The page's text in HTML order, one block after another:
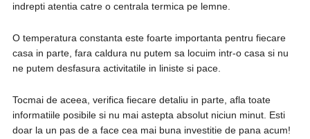
indrepti atentia catre o centrala termica pe lemne.
O temperatura constanta este foarte importanta pentru fiecare
casa in parte, fara caldura nu putem sa locuim intr-o casa si nu
ne putem desfasura activitatile in liniste si pace.
Tocmai de aceea, verifica fiecare detaliu in parte, afla toate
informatiile posibile si nu mai astepta absolut niciun minut. Esti
doar la un pas de a face cea mai buna investitie de pana acum!